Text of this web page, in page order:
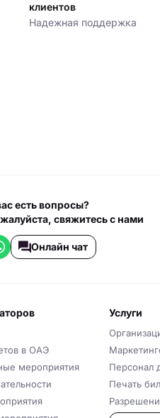
клиентов
Надежная поддержка
есть вопросы?
свяжитесь с нами
Онлайн чат
в ОАЭ
мероприятия
услуги
Персонал
Печать